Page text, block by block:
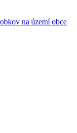
na území obce